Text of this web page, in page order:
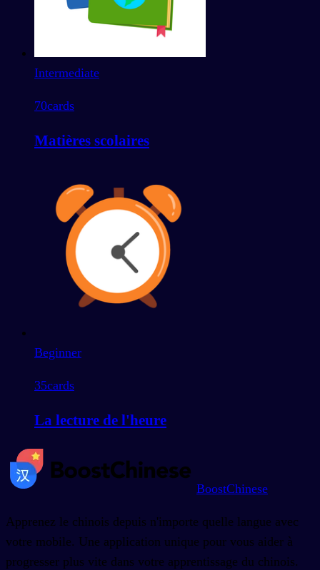
Intermediate
70cards
Matières scolaires
Beginner
35cards
La lecture de l'heure
BoostChinese
Apprenez le chinois depuis n'importe quelle langue avec
votre mobile. Une application unique pour vous aider à
progresser plus vite dans votre apprentissage du chinois.